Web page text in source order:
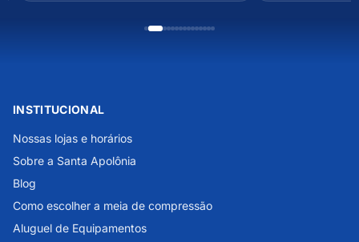
INSTITUCIONAL
Nossas lojas e horários
Sobre a Santa Apolônia
Blog
Como escolher a meia de compressão
Aluguel de Equipamentos